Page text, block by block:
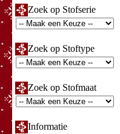
Zoek op Stofserie
Zoek op Stoftype
Zoek op Stofmaat
Informatie